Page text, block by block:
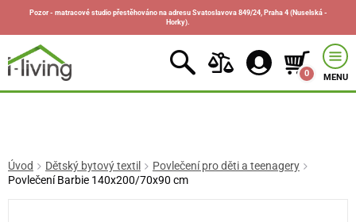
Pozor - matracové studio přestěhováno na adresu Svatoslavova 849/24, Praha 4 (Nuselská -
Horky).
0 MENU
Úvod Dětský bytový textil
Povlečení pro děti a teenagery
Povlečení Barbie 140x200/70x90 cm